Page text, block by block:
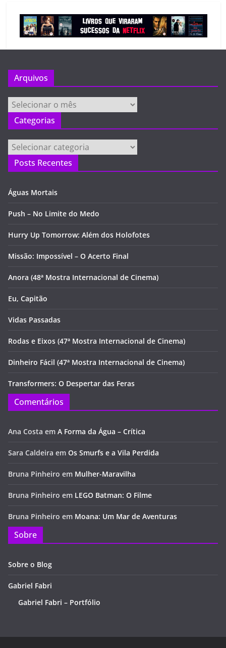
Arquivos
Arquivos
Categorias
Categorias
Posts Recentes
Águas Mortais
Push – No Limite do Medo
Hurry Up Tomorrow: Além dos Holofotes
Missão: Impossível – O Acerto Final
Anora (48ª Mostra Internacional de Cinema)
Eu, Capitão
Vidas Passadas
Rodas e Eixos (47ª Mostra Internacional de Cinema)
Dinheiro Fácil (47ª Mostra Internacional de Cinema)
Transformers: O Despertar das Feras
Comentários
Ana Costa em A Forma da Água – Crítica
Sara Caldeira em Os Smurfs e a Vila Perdida
Bruna Pinheiro em Mulher-Maravilha
Bruna Pinheiro em LEGO Batman: O Filme
Bruna Pinheiro em Moana: Um Mar de Aventuras
Sobre
Sobre o Blog
Gabriel Fabri
Gabriel Fabri – Portfólio